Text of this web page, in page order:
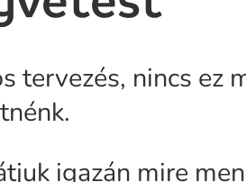
tervezés, nincs ez
igazán mire